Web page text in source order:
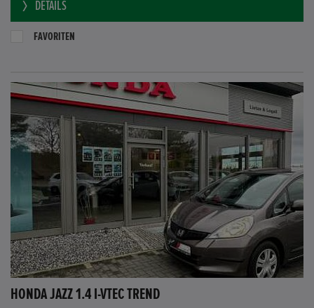
DETAILS
FAVORITEN
HONDA JAZZ 1.4 I-VTEC TREND